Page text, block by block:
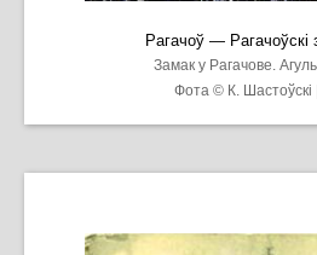
Рагачоў — Рагачоўскі
Замак у Рагачове.
Фота © К. Шастоўскі